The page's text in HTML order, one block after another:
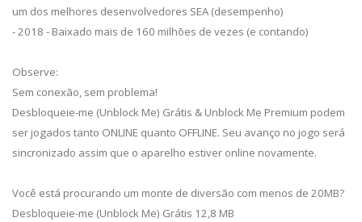
um dos melhores desenvolvedores SEA (desempenho)
- 2018 - Baixado mais de 160 milhões de vezes (e contando)
Observe:
Sem conexão, sem problema!
Desbloqueie-me (Unblock Me) Grátis & Unblock Me Premium podem
ser jogados tanto ONLINE quanto OFFLINE. Seu avanço no jogo será
sincronizado assim que o aparelho estiver online novamente.
Você está procurando um monte de diversão com menos de 20MB?
Desbloqueie-me (Unblock Me) Grátis 12,8 MB